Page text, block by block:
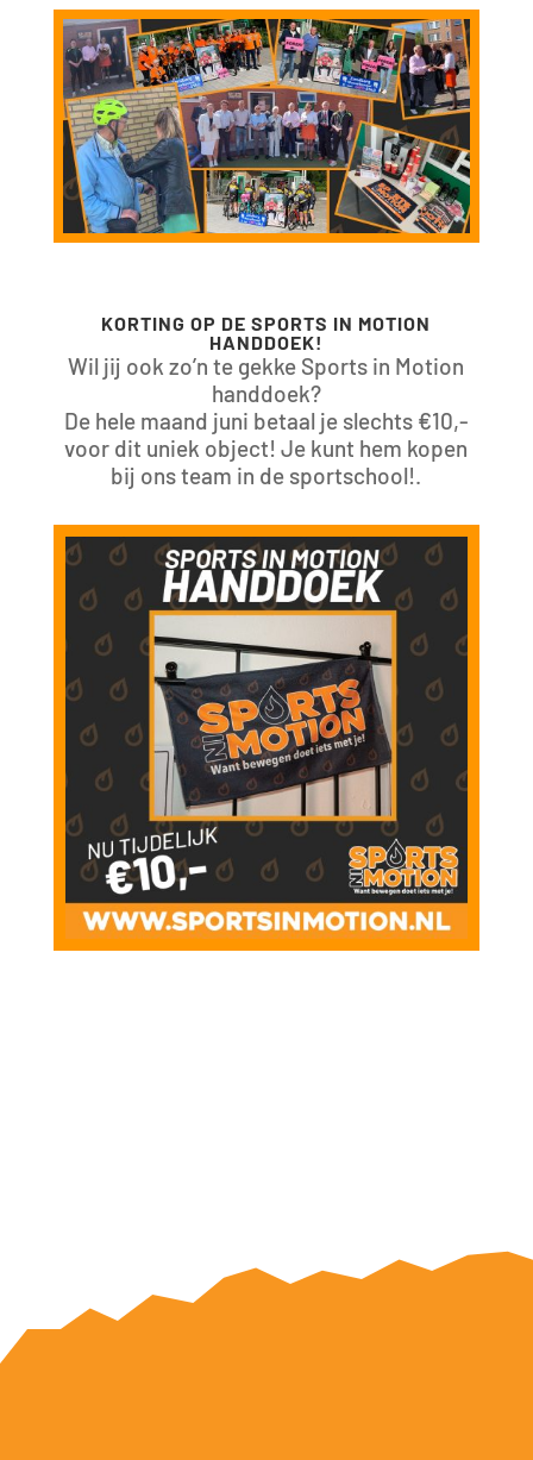
KORTING OP DE SPORTS IN MOTION
HANDDOEK!
Wil jij ook zo’n te gekke Sports in Motion
handdoek?
De hele maand juni betaal je slechts €10,-
voor dit uniek object! Je kunt hem kopen
bij ons team in de sportschool!.